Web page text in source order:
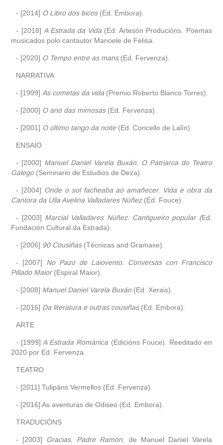
- [2014] O Libro dos bicos(Ed. Embora).
- [2018] A Estrada da Vida (Ed. Artesón Producións. Poemas
musicados polo cantautor Manoele de Felisa.
- [2020] O Tempo entre as mans(Ed. Fervenza).
NARRATIVA
- [1999] As cometas da vida (Premio Roberto Blanco Torres).
- [2000] O ano das mimosas(Ed. Fervenza).
- [2001] O último tango da noite(Ed. Concello de Lalín).
ENSAIO
- [2000] Manuel Daniel Varela Buxán. O Patriarca do Teatro
Galego(Seminario de Estudios de Deza).
- [2004] Onde o sol facheaba ao amañecer. Vida e obra da
Cantora da Ulla Avelina Valladares Núñez(Ed. Fouce).
- [2003] Marcial Valladares Núñez. Cantigueiro popular (Ed.
Fundación Cultural da Estrada).
- [2006] 90 Cousiñas(Técnicas and Gramaxe).
- [2007] No Pazo de Laiovento. Conversas con Francisco
Pillado Maior(Espiral Maior).
- [2008] Manuel Daniel Varela Buxán(Ed. Xerais).
- [2016] Da literatura e outras cousiñas(Ed. Embora).
ARTE
- [1999] A Estrada Románica (Edicións Fouce). Reeditado en
2020 por Ed. Fervenza.
TEATRO
- [2011] Tulipáns Vermellos (Ed. Fervenza).
- [2016] As aventuras de Odiseo (Ed. Embora).
TRADUCIÓNS
- [2003] Gracias, Padre Ramón, de Manuel Daniel Varela